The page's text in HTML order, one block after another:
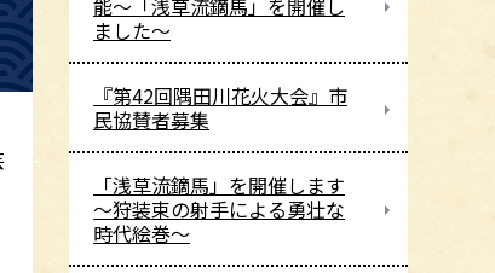
能～「浅草流鏑馬」を開催し
ました～
『第42回隅田川花火大会』市
民協賛者募集
「浅草流鏑馬」を開催します
～狩装束の射手による勇壮な
時代絵巻～